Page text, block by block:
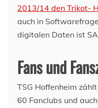
2013/14 den Trikot-
auch in
digitalen Daten ist
Fans und
TSG Hoffenheim
60 Fanclubs und